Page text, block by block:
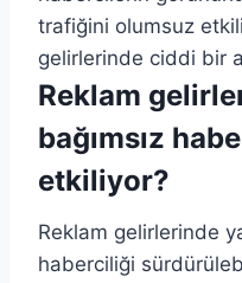
trafiğini olumsuz
gelirlerinde ciddi bir
Reklam
bağımsız
etkiliyor?
Reklam gelirlerinde
haberciliği